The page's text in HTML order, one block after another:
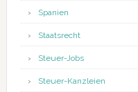
Spanien
Staatsrecht
Steuer-Jobs
Steuer-Kanzleien